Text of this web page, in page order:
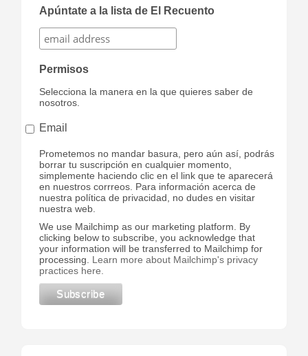
Apúntate a la lista de El Recuento
Permisos
Selecciona la manera en la que quieres saber de
nosotros.
Email
Prometemos no mandar basura, pero aún así, podrás
borrar tu suscripción en cualquier momento,
simplemente haciendo clic en el link que te aparecerá
en nuestros corrreos. Para información acerca de
nuestra política de privacidad, no dudes en visitar
nuestra web.
We use Mailchimp as our marketing platform. By
clicking below to subscribe, you acknowledge that
your information will be transferred to Mailchimp for
processing. Learn more about Mailchimp's privacy
practices here.